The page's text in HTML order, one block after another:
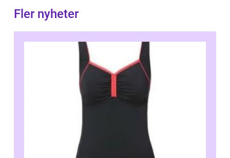
Fler nyheter